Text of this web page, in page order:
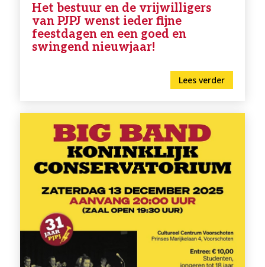
Het bestuur en de vrijwilligers
van PJPJ wenst ieder fijne
feestdagen en een goed en
swingend nieuwjaar!
Lees verder